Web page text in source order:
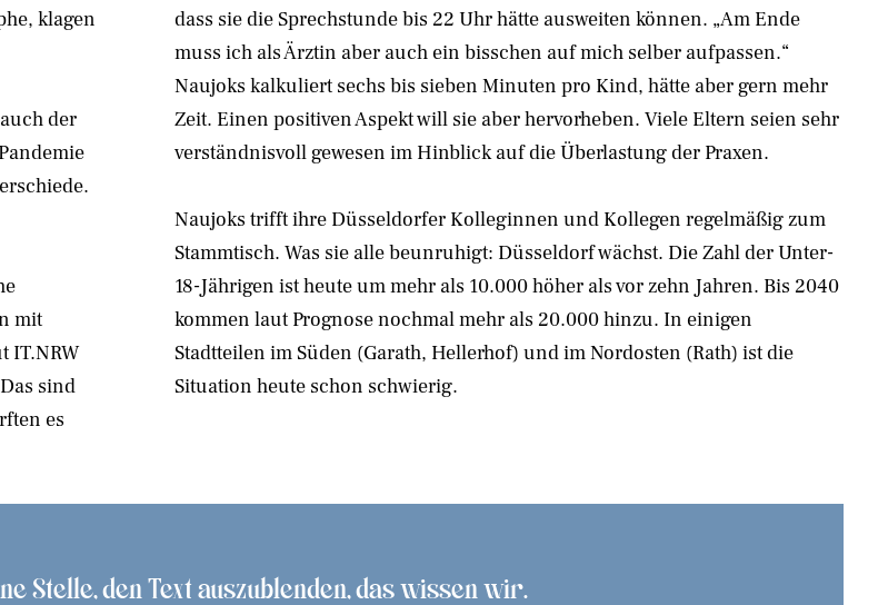
klagen
der
mit
IT.NRW
sind
es
dass sie die Sprechstunde bis 22 Uhr hätte ausweiten können. „Am Ende
muss ich als Ärztin aber auch ein bisschen auf mich selber aufpassen.“
Naujoks kalkuliert sechs bis sieben Minuten pro Kind, hätte aber gern mehr
Zeit. Einen positiven Aspekt will sie aber hervorheben. Viele Eltern seien sehr
verständnisvoll gewesen im Hinblick auf die Überlastung der Praxen.
Naujoks trifft ihre Düsseldorfer Kolleginnen und Kollegen regelmäßig zum
Stammtisch. Was sie alle beunruhigt: Düsseldorf wächst. Die Zahl der Unter-
18-Jährigen ist heute um mehr als 10.000 höher als vor zehn Jahren. Bis 2040
kommen laut Prognose nochmal mehr als 20.000 hinzu. In einigen
Stadtteilen im Süden (Garath, Hellerhof) und im Nordosten (Rath) ist die
Situation heute schon schwierig.
Stelle, den Text auszublenden, das wissen wir.